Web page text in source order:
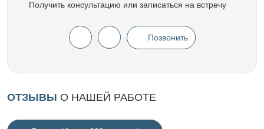
Получить консультацию или записаться на встречу
Позвонить
ОТЗЫВЫ О НАШЕЙ РАБОТЕ